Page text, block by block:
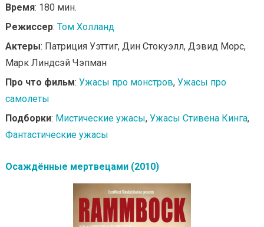
Время: 180 мин.
Режиссер: Том Холланд
Актеры: Патриция Уэттиг, Дин Стокуэлл, Дэвид Морс,
Марк Линдсэй Чэпман
Про что фильм: Ужасы про монстров, Ужасы про
самолеты
Подборки: Мистические ужасы, Ужасы Стивена Кинга,
Фантастические ужасы
Осаждённые мертвецами (2010)